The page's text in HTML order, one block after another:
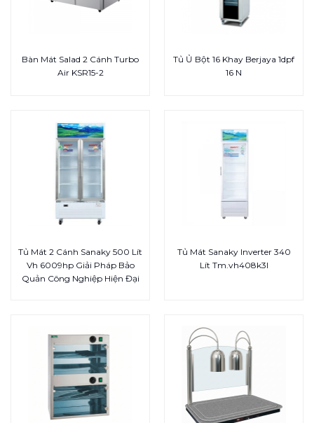
Bàn Mát Salad 2 Cánh Turbo
Air KSR15-2
Tủ Ủ Bột 16 Khay Berjaya 1dpf
16 N
Tủ Mát 2 Cánh Sanaky 500 Lít
Vh 6009hp Giải Pháp Bảo
Quản Công Nghiệp Hiện Đại
Tủ Mát Sanaky Inverter 340
Lít Tm.vh408k3l